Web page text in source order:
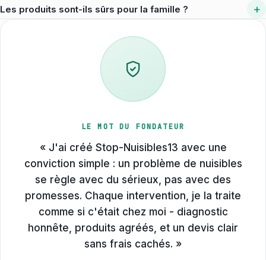
Marseille 15e inclus, sans frais cachés.
Selon le nuisible, une visite de contrôle est incluse pour valider
l'éradication et intercepter d'éventuelles récidives. Le protocole
Les produits sont-ils sûrs pour la famille ? +
Oui, produits agréés Certibiocide, appliqués en stations sécurisées
ou en gel ciblé. Les délais d'éviction et précautions vous sont
systématiquement précisés.
LE MOT DU FONDATEUR
« J'ai créé Stop-Nuisibles13 avec une
conviction simple : un problème de nuisibles
se règle avec du sérieux, pas avec des
promesses. Chaque intervention, je la traite
comme si c'était chez moi - diagnostic
honnête, produits agréés, et un devis clair
sans frais cachés. »